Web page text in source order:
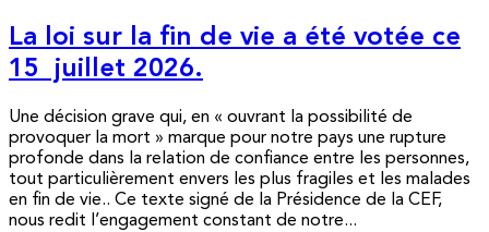
La loi sur la fin de vie a été votée ce
15 juillet 2026.
Une décision grave qui, en « ouvrant la possibilité de
provoquer la mort » marque pour notre pays une rupture
profonde dans la relation de confiance entre les personnes,
tout particulièrement envers les plus fragiles et les malades
en fin de vie.. Ce texte signé de la Présidence de la CEF,
nous redit l’engagement constant de notre...